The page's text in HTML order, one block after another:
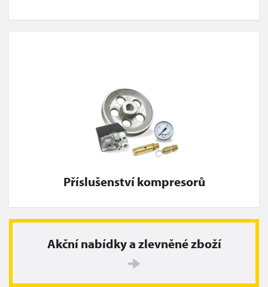
Příslušenství kompresorů
Akční nabídky a zlevněné zboží